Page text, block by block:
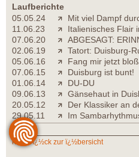
Laufberichte
05.05.24
Mit viel Dampf
11.06.23
Italienisches Flair
07.06.20
ABGESAGT:
02.06.19
Tatort: Duisburg-
05.06.16
Fang mir jetzt
07.06.15
Duisburg ist bunt!
01.06.14
DU-DU
09.06.13
Gänsehaut in
20.05.12
Der Klassiker an
29.05.11
Im
zurï¿½ck zur ï¿½bersicht